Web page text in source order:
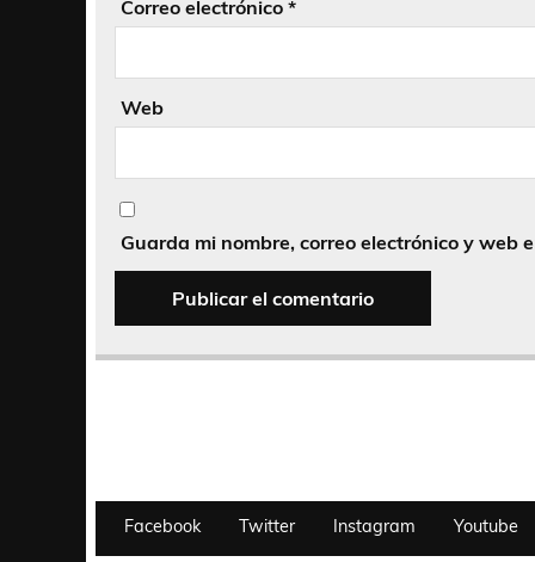
Correo electrónico *
Web
Guarda mi nombre, correo electrónico y web
Facebook Twitter Instagram Youtube